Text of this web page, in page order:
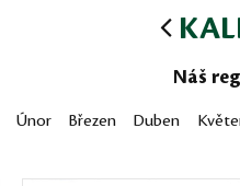
Náš
Únor Březen Duben